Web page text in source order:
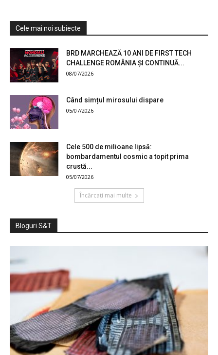
Cele mai noi subiecte
BRD MARCHEAZĂ 10 ANI DE FIRST TECH
CHALLENGE ROMÂNIA ȘI CONTINUĂ...
08/07/2026
Când simțul mirosului dispare
05/07/2026
Cele 500 de milioane lipsă:
bombardamentul cosmic a topit prima
crustă...
05/07/2026
Încărcați mai multe
Bloguri S&T